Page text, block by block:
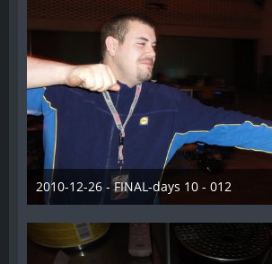
2010-12-26 - FINAL-days 10 - 012
28. Dezember 2012